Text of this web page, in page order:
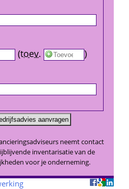
neemt contact
inventarisatie van de
voor je onderneming.
(toev.
)